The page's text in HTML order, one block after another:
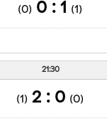
(1)
1 : 0
(0)
21:30
(0)
0 : 2
(1)